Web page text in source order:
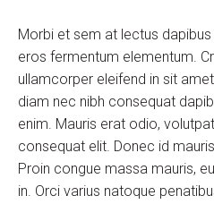
Morbi et sem at lectus
eros fermentum elementum.
ullamcorper eleifend in sit
diam nec nibh consequat
enim. Mauris erat odio,
consequat elit. Donec id
Proin congue massa mauris,
in. Orci varius natoque